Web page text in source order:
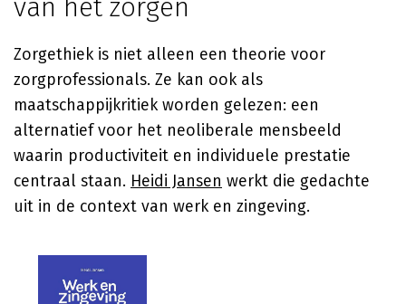
van het zorgen
Zorgethiek is niet alleen een theorie voor
zorgprofessionals. Ze kan ook als
maatschappijkritiek worden gelezen: een
alternatief voor het neoliberale mensbeeld
waarin productiviteit en individuele prestatie
centraal staan. Heidi Jansen werkt die gedachte
uit in de context van werk en zingeving.